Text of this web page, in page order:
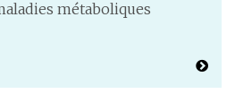
métaboliques